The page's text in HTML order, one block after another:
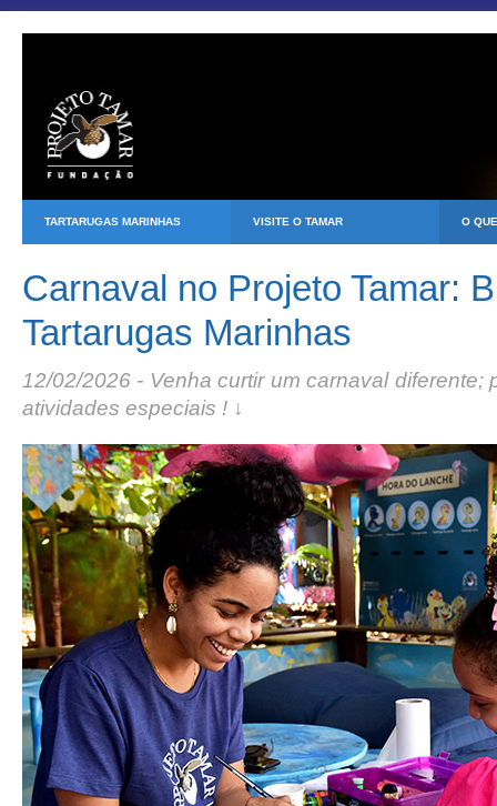
TARTARUGAS MARINHAS VISITE O TAMAR O
Carnaval no Projeto Tamar:
Tartarugas Marinhas
12/02/2026 - Venha curtir um carnaval diferente;
atividades especiais ! ↓